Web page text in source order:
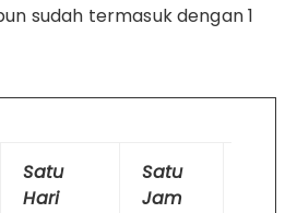
sudah termasuk dengan 1
Satu
Hari
Satu
Jam